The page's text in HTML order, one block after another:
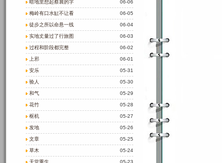
06-06
暗地里想起蔡襄的字
06-05
梅岭有口水缸不让看
06-04
徒步之所以命悬一线
06-03
实地丈量过了行旅图
06-02
过程和阶段都完整
06-01
上邪
05-31
安乐
05-30
验人
05-29
和气
05-28
花竹
05-27
枢机
05-26
发地
05-25
文章
05-24
草木
05-23
天堂重生